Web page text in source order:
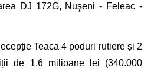
DJ 172G, Nuşeni - Feleac -
Teaca4 poduri rutiere și 2
de 1.6 milioane lei (340.000